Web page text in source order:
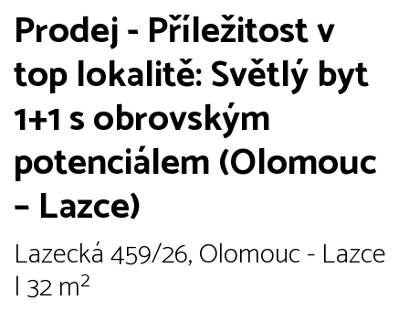
Prodej - Příležitost v
top lokalitě: Světlý byt
1+1 s obrovským
potenciálem (Olomouc
– Lazce)
Lazecká 459/26, Olomouc - Lazce
| 32 m²